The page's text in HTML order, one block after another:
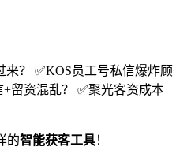
？ ✅KOS员工号私信爆炸顾
留资混乱？ ✅聚光客资成本
的智能获客工具！